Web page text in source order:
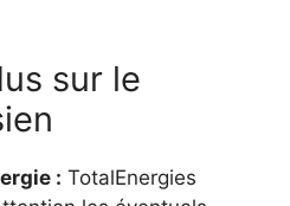
sur le
: TotalEnergies